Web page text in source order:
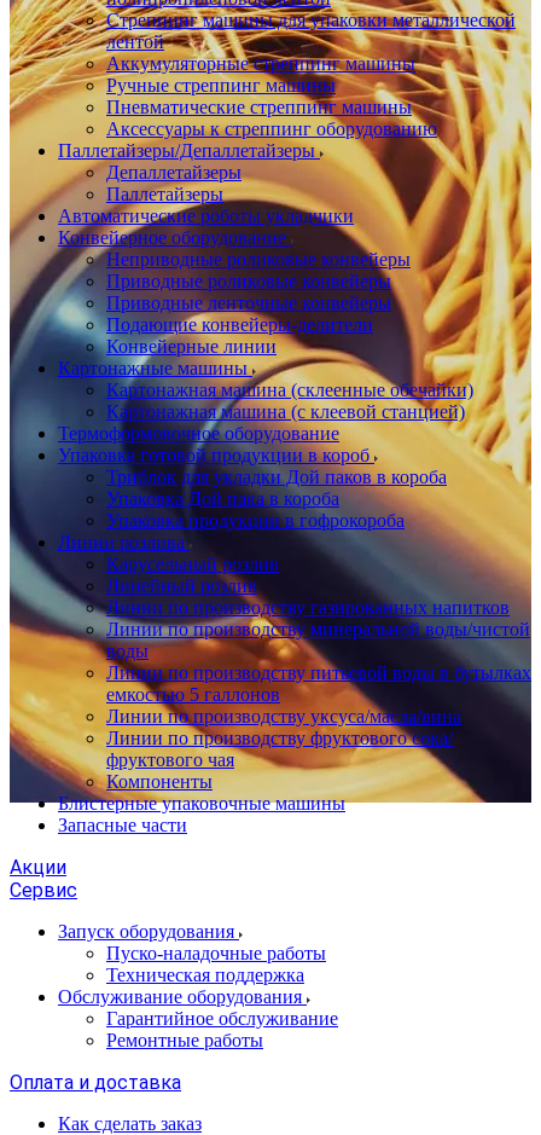
Стреппинг машины для упаковки металлической
лентой
Аккумуляторные стреппинг машины
Ручные стреппинг машины
Пневматические стреппинг машины
Аксессуары к стреппинг оборудованию
Паллетайзеры/Депаллетайзеры
Депаллетайзеры
Паллетайзеры
Автоматические роботы укладчики
Конвейерное оборудование
Неприводные роликовые конвейеры
Приводные роликовые конвейеры
Приводные ленточные конвейеры
Подающие конвейеры-делители
Конвейерные линии
Картонажные машины
Картонажная машина (склеенные обечайки)
Картонажная машина (с клеевой станцией)
Термоформовочное оборудование
Упаковка готовой продукции в короб
Триблок для укладки Дой паков в короба
Упаковка Дой пака в короба
Упаковка продукции в гофрокороба
Линии розлива
Карусельный розлив
Линейный розлив
Линии по производству газированных напитков
Линии по производству минеральной воды/чистой
воды
Линии по производству питьевой воды в бутылках
емкостью 5 галлонов
Линии по производству уксуса/масла/вина
Линии по производству фруктового сока/
фруктового чая
Компоненты
Блистерные упаковочные машины
Запасные части
Акции
Сервис
Запуск оборудования
Пуско-наладочные работы
Техническая поддержка
Обслуживание оборудования
Гарантийное обслуживание
Ремонтные работы
Оплата и доставка
Как сделать заказ